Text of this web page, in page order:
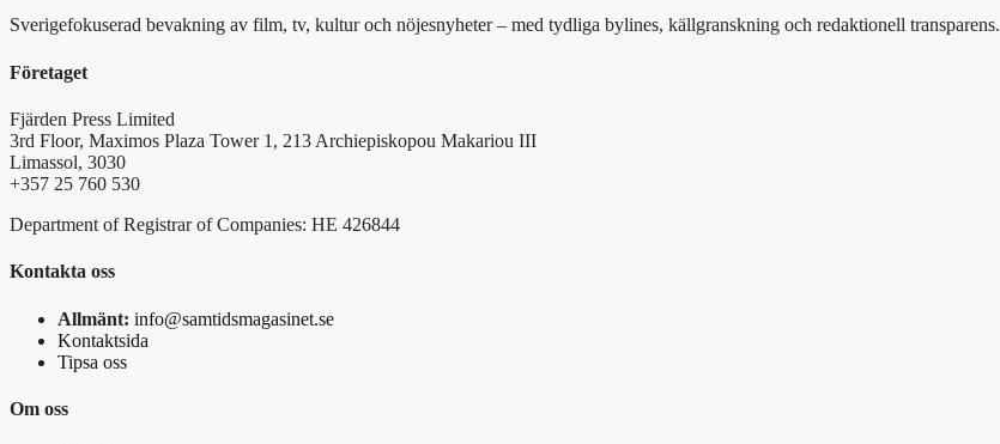
Sverigefokuserad bevakning av film, tv, kultur och nöjesnyheter – med tydliga bylines, källgranskning och redaktionell transparens.
Företaget
Fjärden Press Limited
3rd Floor, Maximos Plaza Tower 1, 213 Archiepiskopou Makariou III
Limassol, 3030
+357 25 760 530
Department of Registrar of Companies: HE 426844
Kontakta oss
Allmänt: info@samtidsmagasinet.se
Kontaktsida
Tipsa oss
Om oss